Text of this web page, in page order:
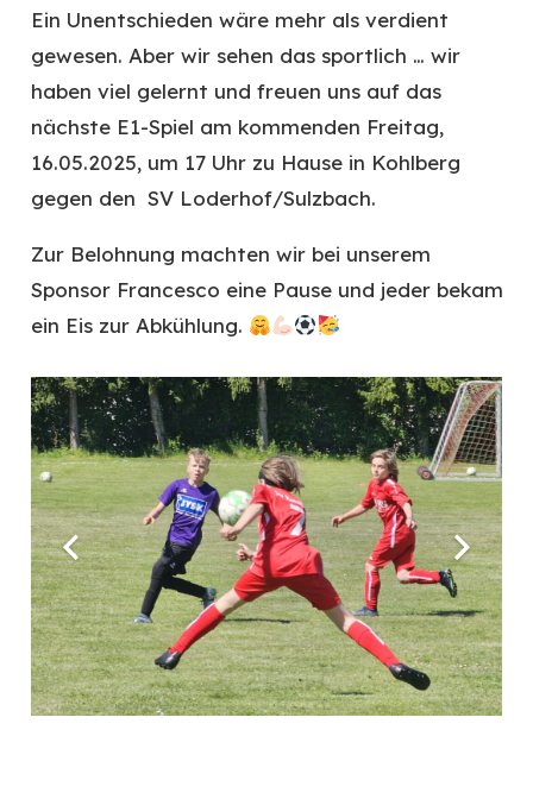
Ein Unentschieden wäre mehr als verdient
gewesen. Aber wir sehen das sportlich … wir
haben viel gelernt und freuen uns auf das
nächste E1-Spiel am kommenden Freitag,
16.05.2025, um 17 Uhr zu Hause in Kohlberg
gegen den SV Loderhof/Sulzbach.
Zur Belohnung machten wir bei unserem
Sponsor Francesco eine Pause und jeder bekam
ein Eis zur Abkühlung.